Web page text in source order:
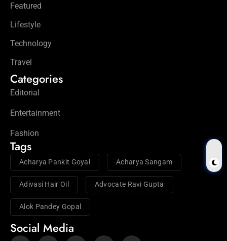
Featured
Lifestyle
Technology
Travel
Categories
Editorial
Entertainment
Fashion
Tags
Acharya Pankit Goyal Acharya Sangam
Adivasi Hair Oil Advocate Ravi Gupta
Alok Pandey Gopal
Social Media